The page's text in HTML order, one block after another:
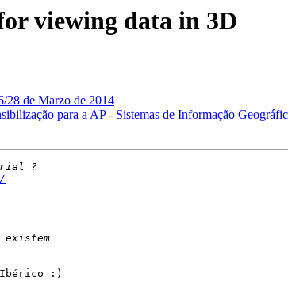
viewing data in 3D
28 de Marzo de 2014
para a AP - Sistemas de Informação
Ibérico :)